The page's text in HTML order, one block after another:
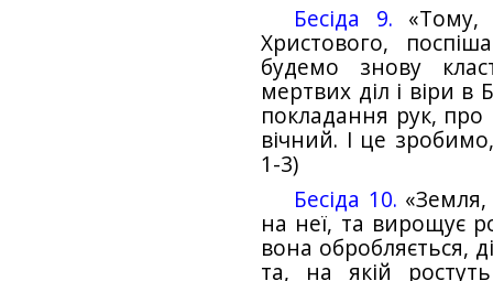
Бесіда 9. «Тому,
Христового,
будемо знову
мертвих діл і віри
покладання рук, про
вічний. І це
1-3)
Бесіда 10.
на неї, та вирощує
вона обробляється,
та, на якій